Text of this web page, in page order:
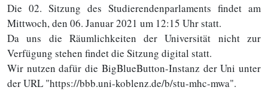
Die 02. Sitzung des Studierendenparlaments findet am
Mittwoch, den 06. Januar 2021 um 12:15 Uhr statt.
Da uns die Räumlichkeiten der Universität nicht zur
Verfügung stehen findet die Sitzung digital statt.
Wir nutzen dafür die BigBlueButton-Instanz der Uni unter
der URL "https://bbb.uni-koblenz.de/b/stu-mhc-mwa".